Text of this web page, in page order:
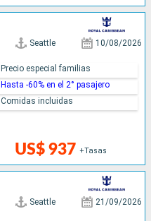
Seattle 10/08/2026
US$ 937 +Tasas
Precio especial familias
Hasta -60% en el 2° pasajero
Comidas incluidas
Seattle 21/09/2026